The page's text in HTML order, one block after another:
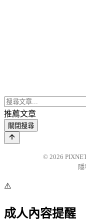
推薦文章
關閉搜尋
© 2026
⚠️
成人內容提醒